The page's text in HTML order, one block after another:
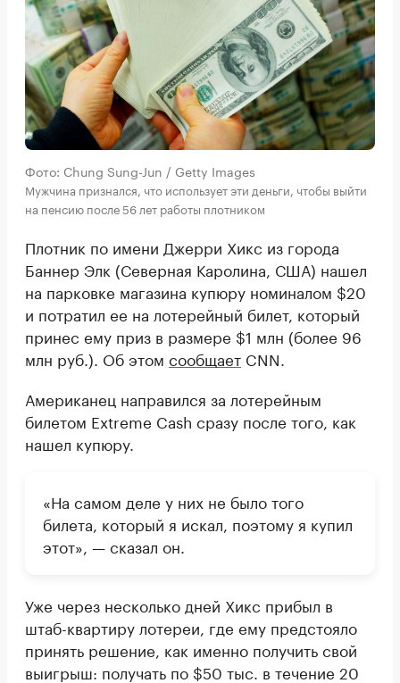
Фото: Chung Sung-Jun / Getty Images
Мужчина признался, что использует эти деньги, чтобы выйти
на пенсию после 56 лет работы плотником
Плотник по имени Джерри Хикс из города
Баннер Элк (Северная Каролина, США) нашел
на парковке магазина купюру номиналом $20
и потратил ее на лотерейный билет, который
принес ему приз в размере $1 млн (более 96
млн руб.). Об этом сообщает CNN.
Американец направился за лотерейным
билетом Extreme Cash сразу после того, как
нашел купюру.
«На самом деле у них не было того
билета, который я искал, поэтому я купил
этот», — сказал он.
Уже через несколько дней Хикс прибыл в
штаб-квартиру лотереи, где ему предстояло
принять решение, как именно получить свой
выигрыш: получать по $50 тыс. в течение 20